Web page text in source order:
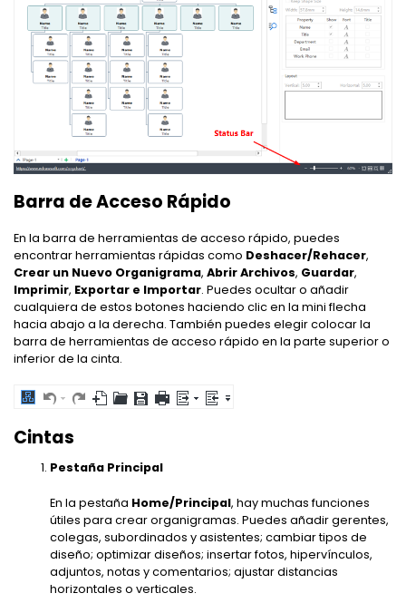
Barra de Acceso Rápido
En la barra de herramientas de acceso rápido, puedes
encontrar herramientas rápidas como Deshacer/Rehacer,
Crear un Nuevo Organigrama, Abrir Archivos, Guardar,
Imprimir, Exportar e Importar. Puedes ocultar o añadir
cualquiera de estos botones haciendo clic en la mini flecha
hacia abajo a la derecha. También puedes elegir colocar la
barra de herramientas de acceso rápido en la parte superior o
inferior de la cinta.
Cintas
Pestaña Principal
En la pestaña Home/Principal, hay muchas funciones
útiles para crear organigramas. Puedes añadir gerentes,
colegas, subordinados y asistentes; cambiar tipos de
diseño; optimizar diseños; insertar fotos, hipervínculos,
adjuntos, notas y comentarios; ajustar distancias
horizontales o verticales.